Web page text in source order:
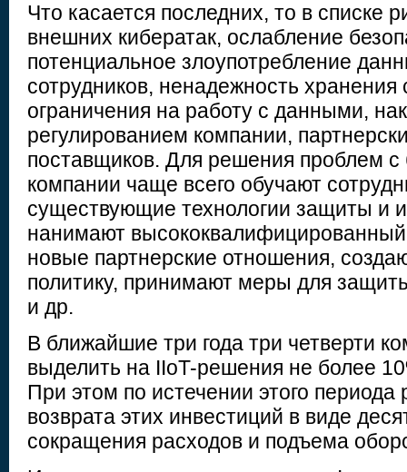
Что касается последних, то в списке
внешних кибератак, ослабление
потенциальное злоупотребление
сотрудников, ненадежность
ограничения на работу с данными,
регулированием компании,
поставщиков. Для решения проблем с
компании чаще всего обучают
существующие технологии защиты и
нанимают
новые партнерские отношения,
политику, принимают меры для
и др.
В ближайшие три года три четверти
выделить на IIoT-решения не более
При этом по истечении этого
возврата этих инвестиций в виде
сокращения расходов и подъема